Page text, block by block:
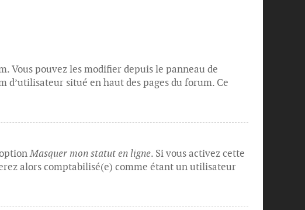
Vous pouvez les modifier depuis le panneau de
situé en haut des pages du forum. Ce
Masquer mon statut en ligne. Si vous activez cette
alors comptabilisé(e) comme étant un utilisateur